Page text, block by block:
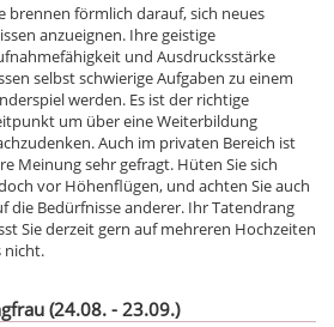
brennen förmlich darauf, sich neues
anzueignen. Ihre geistige
und Ausdrucksstärke
selbst schwierige Aufgaben zu einem
werden. Es ist der richtige
um über eine Weiterbildung
Auch im privaten Bereich ist
Meinung sehr gefragt. Hüten Sie sich
vor Höhenflügen, und achten Sie auch
die Bedürfnisse anderer. Ihr Tatendrang
Sie derzeit gern auf mehreren Hochzeiten
nicht.
(24.08. - 23.09.)